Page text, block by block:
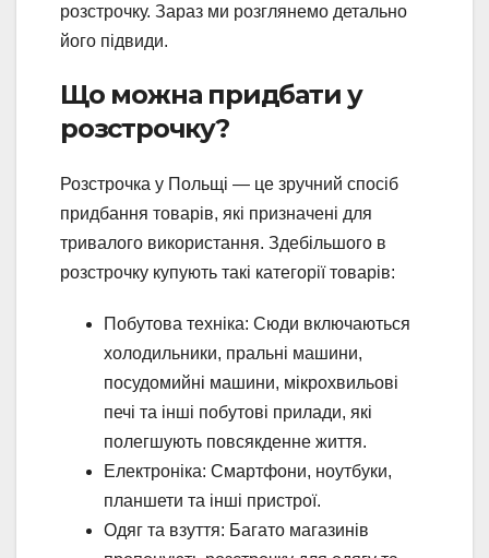
розстрочку. Зараз ми розглянемо детально
його підвиди.
Що можна придбати у
розстрочку?
Розстрочка у Польщі — це зручний спосіб
придбання товарів, які призначені для
тривалого використання. Здебільшого в
розстрочку купують такі категорії товарів:
Побутова техніка: Сюди включаються
холодильники, пральні машини,
посудомийні машини, мікрохвильові
печі та інші побутові прилади, які
полегшують повсякденне життя.
Електроніка: Смартфони, ноутбуки,
планшети та інші пристрої.
Одяг та взуття: Багато магазинів